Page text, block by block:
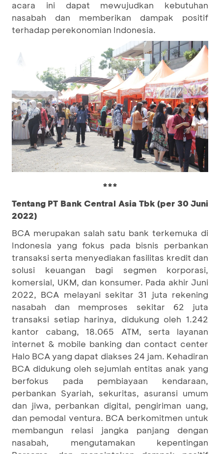
acara ini dapat mewujudkan kebutuhan
nasabah dan memberikan dampak positif
terhadap perekonomian Indonesia.
***
Tentang PT Bank Central Asia Tbk (per 30 Juni
2022)
BCA merupakan salah satu bank terkemuka di
Indonesia yang fokus pada bisnis perbankan
transaksi serta menyediakan fasilitas kredit dan
solusi keuangan bagi segmen korporasi,
komersial, UKM, dan konsumer. Pada akhir Juni
2022, BCA melayani sekitar 31 juta rekening
nasabah dan memproses sekitar 62 juta
transaksi setiap harinya, didukung oleh 1.242
kantor cabang, 18.065 ATM, serta layanan
internet & mobile banking dan contact center
Halo BCA yang dapat diakses 24 jam. Kehadiran
BCA didukung oleh sejumlah entitas anak yang
berfokus pada pembiayaan kendaraan,
perbankan Syariah, sekuritas, asuransi umum
dan jiwa, perbankan digital, pengiriman uang,
dan pemodal ventura. BCA berkomitmen untuk
membangun relasi jangka panjang dengan
nasabah, mengutamakan kepentingan